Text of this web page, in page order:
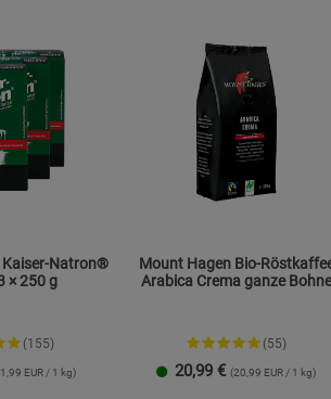
Kaiser-Natron®
× 250 g
(155)
EUR / 1 kg)
Mount Hagen Bio-
Arabica Crema ganze Bohne
(55)
20,99 € (20,99 EUR / 1 kg)